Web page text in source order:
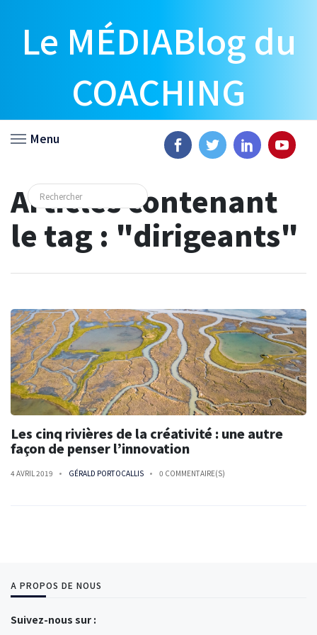
Le MÉDIABlog du
COACHING
Menu
Articles contenant
le tag : "dirigeants"
Les cinq rivières de la créativité : une autre
façon de penser l’innovation
4 AVRIL 2019 GÉRALD PORTOCALLIS 0 COMMENTAIRE(S)
A PROPOS DE NOUS
Suivez-nous sur :